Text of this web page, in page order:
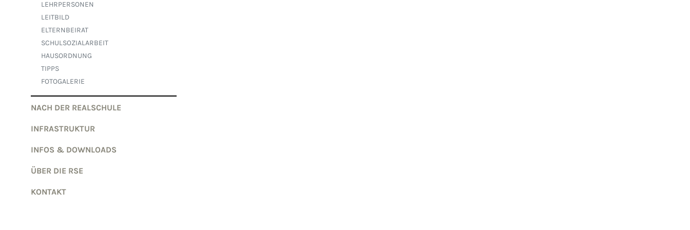
LEHRPERSONEN
LEITBILD
ELTERNBEIRAT
SCHULSOZIALARBEIT
HAUSORDNUNG
TIPPS
FOTOGALERIE
NACH DER REALSCHULE
INFRASTRUKTUR
INFOS & DOWNLOADS
ÜBER DIE RSE
KONTAKT